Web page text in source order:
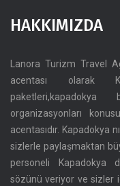
HAKKIMIZDA
Lanora Turizm Travel
acentası olarak
organizasyonları
acentasıdır. Kapadokya
sizlerle paylaşmaktan
personeli Kapadokya
sözünü veriyor ve sizler